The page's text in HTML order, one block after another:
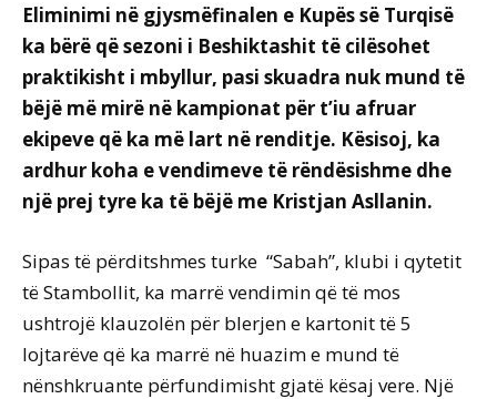
Eliminimi në gjysmëfinalen e Kupës së Turqisë
ka bërë që sezoni i Beshiktashit të cilësohet
praktikisht i mbyllur, pasi skuadra nuk mund të
bëjë më mirë në kampionat për t’iu afruar
ekipeve që ka më lart në renditje. Kësisoj, ka
ardhur koha e vendimeve të rëndësishme dhe
një prej tyre ka të bëjë me Kristjan Asllanin.
Sipas të përditshmes turke “Sabah”, klubi i qytetit
të Stambollit, ka marrë vendimin që të mos
ushtrojë klauzolën për blerjen e kartonit të 5
lojtarëve që ka marrë në huazim e mund të
nënshkruante përfundimisht gjatë kësaj vere. Një